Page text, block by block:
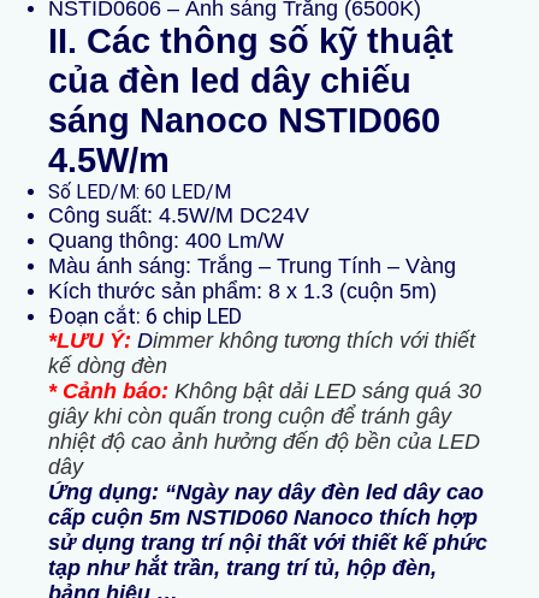
NSTID0606 – Ánh sáng Trắng (6500K)
II. Các thông số kỹ thuật
của đèn led dây chiếu
sáng Nanoco NSTID060
4.5W/m
Số LED/M: 60 LED/M
Công suất: 4.5W/M DC24V
Quang thông: 400 Lm/W
Màu ánh sáng: Trắng – Trung Tính – Vàng
Kích thước sản phẩm: 8 x 1.3 (cuộn 5m)
Đoạn cắt: 6 chip LED
*LƯU Ý: Dimmer không tương thích với thiết
kế dòng đèn
* Cảnh báo: Không bật dải LED sáng quá 30
giây khi còn quấn trong cuộn để tránh gây
nhiệt độ cao ảnh hưởng đến độ bền của LED
dây
Ứng dụng: “Ngày nay dây đèn led dây cao
cấp cuộn 5m NSTID060 Nanoco thích hợp
sử dụng trang trí nội thất với thiết kế phức
tạp như hắt trần, trang trí tủ, hộp đèn,
bảng hiệu …